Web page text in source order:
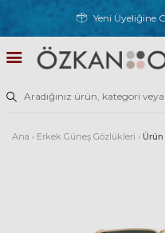
Yeni Üyeliğine
Ana › Erkek Güneş Gözlükleri › Ürün